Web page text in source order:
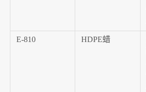
E-810 HDPE蜡